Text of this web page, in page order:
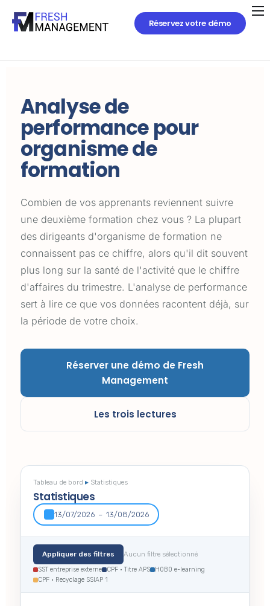
Réservez votre démo
Analyse de
performance pour
organisme de
formation
Combien de vos apprenants reviennent suivre
une deuxième formation chez vous ? La plupart
des dirigeants d'organisme de formation ne
connaissent pas ce chiffre, alors qu'il dit souvent
plus long sur la santé de l'activité que le chiffre
d'affaires du trimestre. L'analyse de performance
sert à lire ce que vos données racontent déjà, sur
la période de votre choix.
Réserver une démo de Fresh
Management
Les trois lectures
Tableau de bord ▸ Statistiques
Statistiques
13/07/2026 – 13/08/2026
Appliquer des filtres Aucun filtre sélectionné
SST entreprise externe CPF · Titre APS
H0B0 e-learning
CPF · Recyclage SSIAP 1